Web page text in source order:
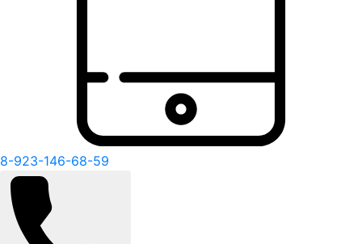
8-923-146-68-59